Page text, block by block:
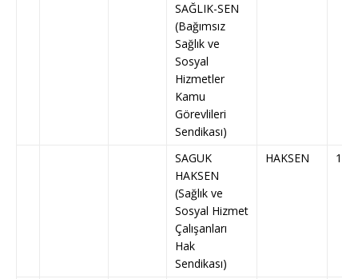
SAĞLIK-SEN
(Bağımsız
Sağlık ve
Sosyal
Hizmetler
Kamu
Görevlileri
Sendikası)
SAGUK
HAKSEN
(Sağlık ve
Sosyal Hizmet
Çalışanları
Hak
Sendikası)
HAKSEN 133